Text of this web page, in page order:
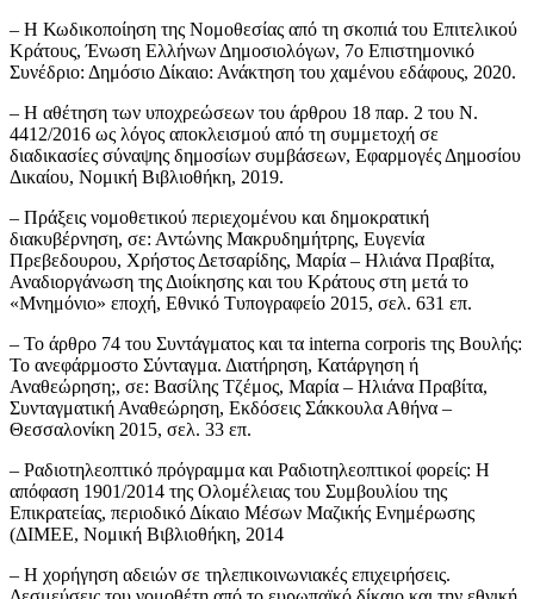
– Η Κωδικοποίηση της Νομοθεσίας από τη σκοπιά του Επιτελικού
Κράτους, Ένωση Ελλήνων Δημοσιολόγων, 7ο Επιστημονικό
Συνέδριο: Δημόσιο Δίκαιο: Ανάκτηση του χαμένου εδάφους, 2020.
– Η αθέτηση των υποχρεώσεων του άρθρου 18 παρ. 2 του Ν.
4412/2016 ως λόγος αποκλεισμού από τη συμμετοχή σε
διαδικασίες σύναψης δημοσίων συμβάσεων, Εφαρμογές Δημοσίου
Δικαίου, Νομική Βιβλιοθήκη, 2019.
– Πράξεις νομοθετικού περιεχομένου και δημοκρατική
διακυβέρνηση, σε: Αντώνης Μακρυδημήτρης, Ευγενία
Πρεβεδουρου, Χρήστος Δετσαρίδης, Μαρία – Ηλιάνα Πραβίτα,
Αναδιοργάνωση της Διοίκησης και του Κράτους στη μετά το
«Μνημόνιο» εποχή, Εθνικό Τυπογραφείο 2015, σελ. 631 επ.
– Το άρθρο 74 του Συντάγματος και τα interna corporis της Βουλής:
Το ανεφάρμοστο Σύνταγμα. Διατήρηση, Κατάργηση ή
Αναθεώρηση;, σε: Βασίλης Τζέμος, Μαρία – Ηλιάνα Πραβίτα,
Συνταγματική Αναθεώρηση, Εκδόσεις Σάκκουλα Αθήνα –
Θεσσαλονίκη 2015, σελ. 33 επ.
– Ραδιοτηλεοπτικό πρόγραμμα και Ραδιοτηλεοπτικοί φορείς: Η
απόφαση 1901/2014 της Ολομέλειας του Συμβουλίου της
Επικρατείας, περιοδικό Δίκαιο Μέσων Μαζικής Ενημέρωσης
(ΔΙΜΕΕ, Νομική Βιβλιοθήκη, 2014
– Η χορήγηση αδειών σε τηλεπικοινωνιακές επιχειρήσεις.